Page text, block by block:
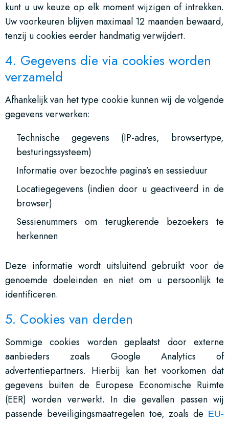
kunt u uw keuze op elk moment wijzigen of intrekken.
Uw voorkeuren blijven maximaal 12 maanden bewaard,
tenzij u cookies eerder handmatig verwijdert.
4. Gegevens die via cookies worden
verzameld
Afhankelijk van het type cookie kunnen wij de volgende
gegevens verwerken:
Technische gegevens (IP-adres, browsertype,
besturingssysteem)
Informatie over bezochte pagina’s en sessieduur
Locatiegegevens (indien door u geactiveerd in de
browser)
Sessienummers om terugkerende bezoekers te
herkennen
Deze informatie wordt uitsluitend gebruikt voor de
genoemde doeleinden en niet om u persoonlijk te
identificeren.
5. Cookies van derden
Sommige cookies worden geplaatst door externe
aanbieders zoals Google Analytics of
advertentiepartners. Hierbij kan het voorkomen dat
gegevens buiten de Europese Economische Ruimte
(EER) worden verwerkt. In die gevallen passen wij
passende beveiligingsmaatregelen toe, zoals de EU-